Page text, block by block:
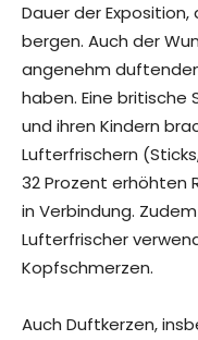
Dauer der
bergen. Auch der
angenehm
haben. Eine britische
und ihren Kindern
Lufterfrischern
32 Prozent erhöhten
in Verbindung.
Lufterfrischer
Kopfschmerzen.
Auch Duftkerzen,